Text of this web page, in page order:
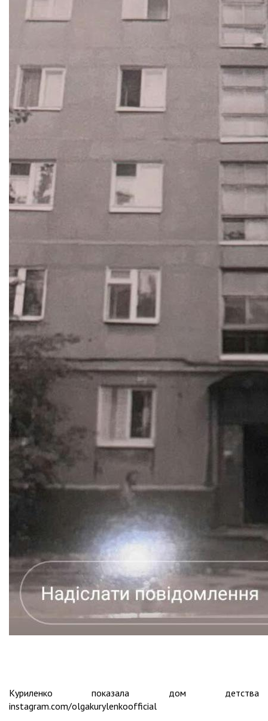
Куриленко показала дом детства
instagram.com/olgakurylenkoofficial